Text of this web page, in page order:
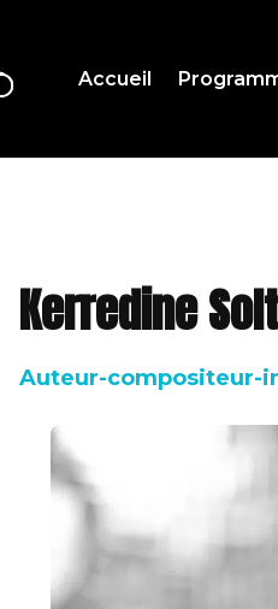
Accueil
Kerredine
Auteur-compositeur-